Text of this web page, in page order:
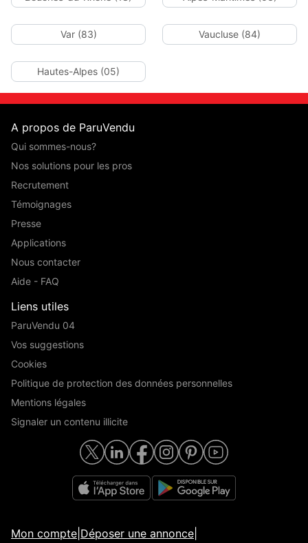
Var (83) Vaucluse (84)
Hautes-Alpes (05)
A propos de ParuVendu
Qui sommes-nous?
Nos solutions pour les pros
Recrutement
Témoignages
Presse
Applications
Nous contacter
Aide - FAQ
Liens utiles
ParuVendu 04
Vos suggestions
Cookies
Politique de protection des données personnelles
Mentions légales
Signaler un contenu illicite
Mon compte Déposer une annonce